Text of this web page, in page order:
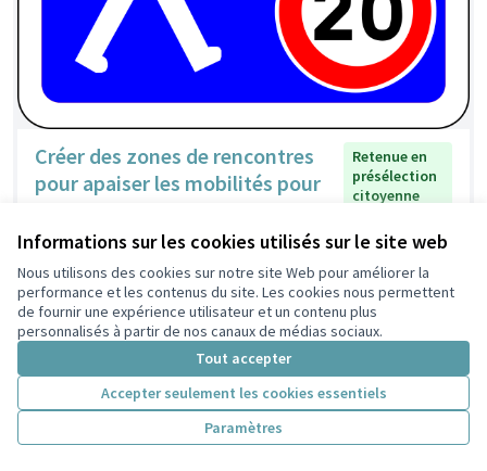
Informations sur les cookies utilisés sur le site web
Nous utilisons des cookies sur notre site Web pour améliorer la
performance et les contenus du site. Les cookies nous permettent
de fournir une expérience utilisateur et un contenu plus
personnalisés à partir de nos canaux de médias sociaux.
Tout accepter
Accepter seulement les cookies essentiels
Paramètres
Créer des zones de rencontres
pour apaiser les mobilités pour
Retenue en
présélection
citoyenne
Lamfou 2 0